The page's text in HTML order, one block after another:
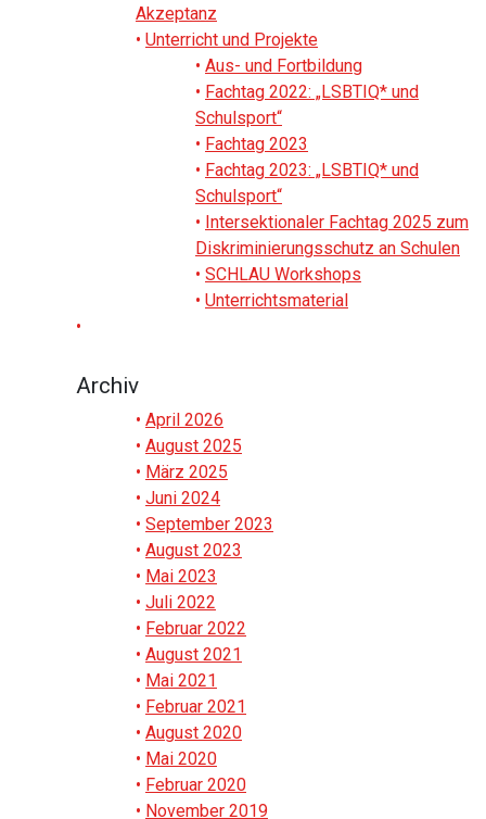
Akzeptanz
Unterricht und Projekte
Aus- und Fortbildung
Fachtag 2022: „LSBTIQ* und
Schulsport“
Fachtag 2023
Fachtag 2023: „LSBTIQ* und
Schulsport“
Intersektionaler Fachtag 2025 zum
Diskriminierungsschutz an Schulen
SCHLAU Workshops
Unterrichtsmaterial
Archiv
April 2026
August 2025
März 2025
Juni 2024
September 2023
August 2023
Mai 2023
Juli 2022
Februar 2022
August 2021
Mai 2021
Februar 2021
August 2020
Mai 2020
Februar 2020
November 2019